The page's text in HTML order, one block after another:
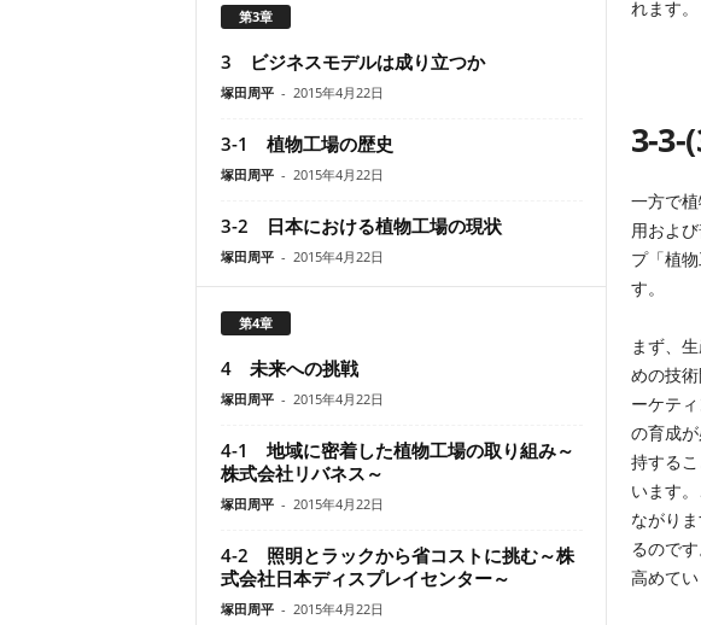
れます。
3-3-
一方で
用およ
プ「植
す。
まず、
めの技
ーケテ
の育成
持する
います
ながり
るので
高めてい
第3章
3 ビジネスモデルは成り立つか
塚田周平 - 2015年4月22日
3-1 植物工場の歴史
塚田周平 - 2015年4月22日
3-2 日本における植物工場の現状
塚田周平 - 2015年4月22日
第4章
4 未来への挑戦
塚田周平 - 2015年4月22日
4-1 地域に密着した植物工場の取り組み～
株式会社リバネス～
塚田周平 - 2015年4月22日
4-2 照明とラックから省コストに挑む～株
式会社日本ディスプレイセンター～
塚田周平 - 2015年4月22日